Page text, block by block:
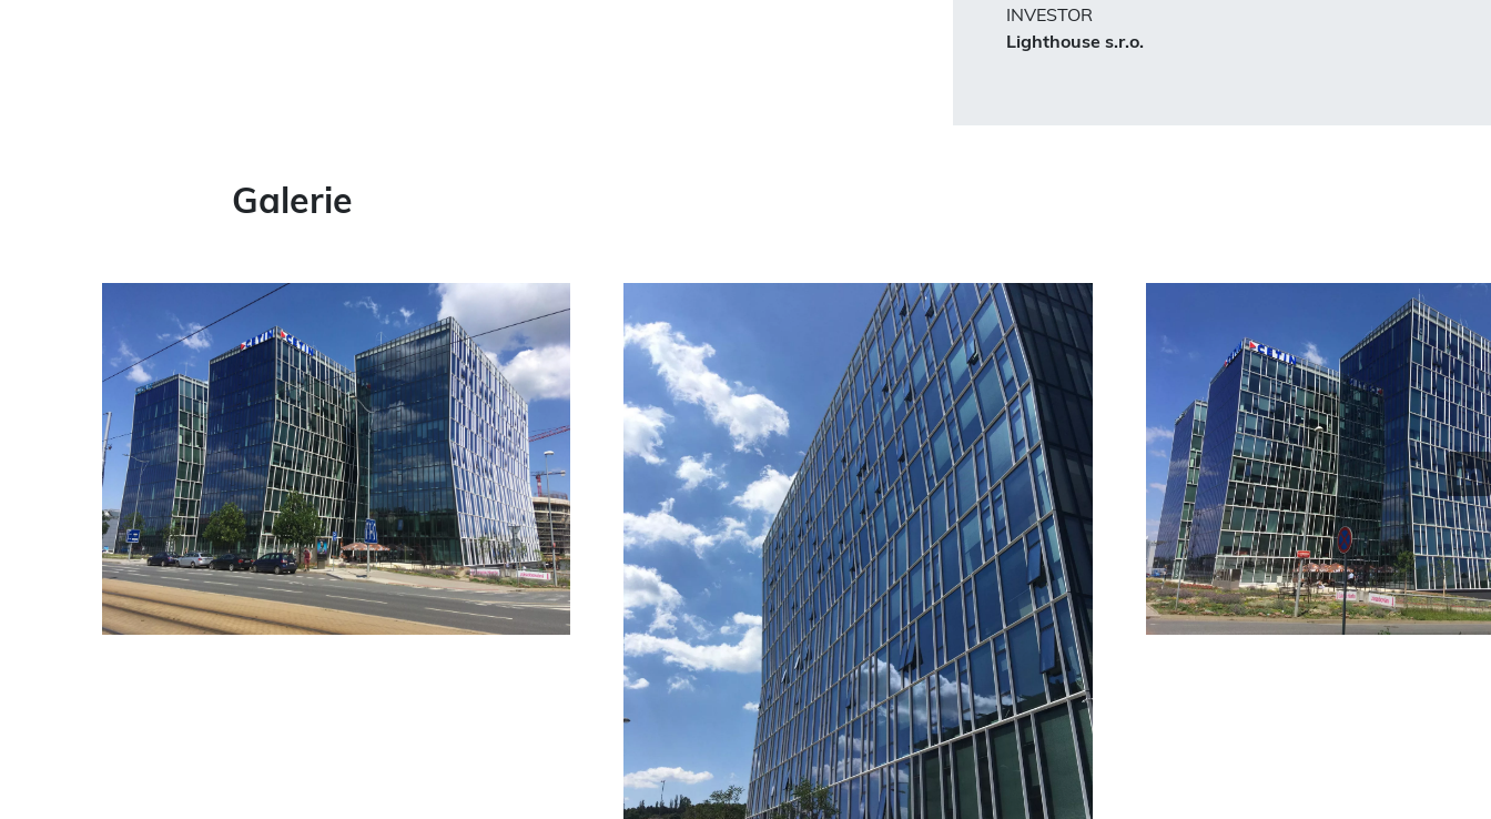
INVESTOR
Lighthouse s.r.o.
Galerie